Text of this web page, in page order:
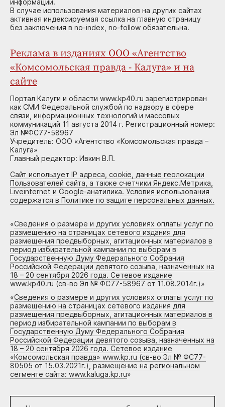
информации.
В случае использования материалов на других сайтах
активная индексируемая ссылка на главную страницу
без заключения в no-index, no-follow обязательна.
Реклама в изданиях ООО «Агентство
«Комсомольская правда - Калуга» и на
сайте
Портал Калуги и области www.kp40.ru зарегистрирован
как СМИ Федеральной службой по надзору в сфере
связи, информационных технологий и массовых
коммуникаций 11 августа 2014 г. Регистрационный номер:
Эл №ФС77-58967
Учредитель: ООО «Агентство «Комсомольская правда –
Калуга»
Главный редактор: Ивкин В.П.
Сайт использует IP адреса, cookie, данные геолокации
Пользователей сайта, а также счетчики Яндекс.Метрика,
Liveinternet и Google-анатилика. Условия использования
содержатся в Политике по защите персональных данных.
«Сведения о размере и других условиях оплаты услуг по
размещению на страницах сетевого издания для
размещения предвыборных, агитационных материалов в
период избирательной кампании по выборам в
Государственную Думу Федерального Собрания
Российской Федерации девятого созыва, назначенных на
18 – 20 сентября 2026 года. Сетевое издание
www.kp40.ru (св-во Эл № ФС77-58967 от 11.08.2014г.)»
«Сведения о размере и других условиях оплаты услуг по
размещению на страницах сетевого издания для
размещения предвыборных, агитационных материалов в
период избирательной кампании по выборам в
Государственную Думу Федерального Собрания
Российской Федерации девятого созыва, назначенных на
18 – 20 сентября 2026 года. Сетевое издание
«Комсомольская правда» www.kp.ru (св-во Эл № ФС77-
80505 от 15.03.2021г.), размещение на региональном
сегменте сайта: www.kaluga.kp.ru»